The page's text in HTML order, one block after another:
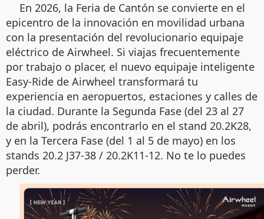
En 2026, la Feria de Cantón se convierte en el
epicentro de la innovación en movilidad urbana
con la presentación del revolucionario equipaje
eléctrico de Airwheel. Si viajas frecuentemente
por trabajo o placer, el nuevo equipaje inteligente
Easy-Ride de Airwheel transformará tu
experiencia en aeropuertos, estaciones y calles de
la ciudad. Durante la Segunda Fase (del 23 al 27
de abril), podrás encontrarlo en el stand 20.2K28,
y en la Tercera Fase (del 1 al 5 de mayo) en los
stands 20.2 J37-38 / 20.2K11-12. No te lo puedes
perder.